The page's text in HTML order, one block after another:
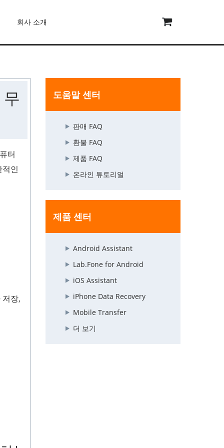
회사 소개
터
인
장,
도움말 센터
판매 FAQ
환불 FAQ
제품 FAQ
온라인 튜토리얼
제품 센터
Android Assistant
Lab.Fone for Android
iOS Assistant
iPhone Data Recovery
Mobile Transfer
더 보기